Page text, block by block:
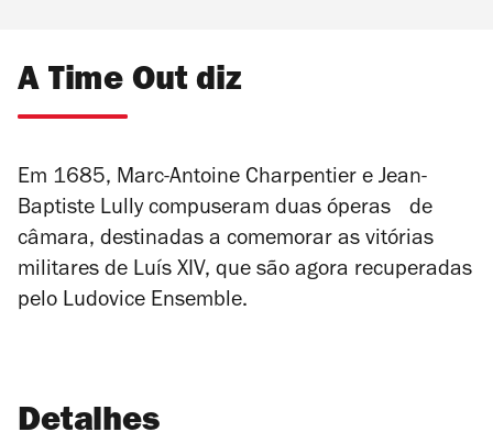
A Time Out diz
Em 1685, Marc-Antoine Charpentier e Jean-
Baptiste Lully compuseram duas óperas de
câmara, destinadas a comemorar as vitórias
militares de Luís XIV, que são agora recuperadas
pelo Ludovice Ensemble.
Detalhes